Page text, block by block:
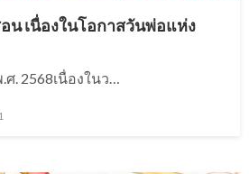
น เนื่องในโอกาสวันพ่อแห่ง
. 2568เนื่องในว…